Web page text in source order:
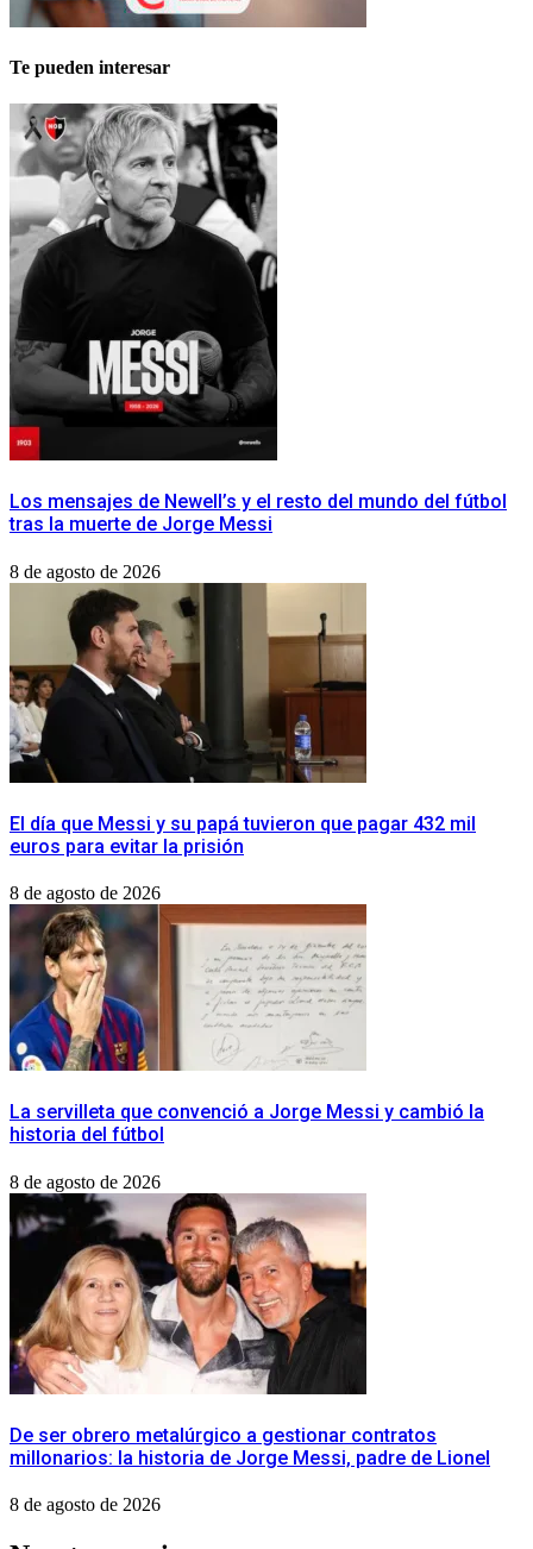
Te pueden interesar
Los mensajes de Newell’s y el resto del mundo del fútbol
tras la muerte de Jorge Messi
8 de agosto de 2026
El día que Messi y su papá tuvieron que pagar 432 mil
euros para evitar la prisión
8 de agosto de 2026
La servilleta que convenció a Jorge Messi y cambió la
historia del fútbol
8 de agosto de 2026
De ser obrero metalúrgico a gestionar contratos
millonarios: la historia de Jorge Messi, padre de Lionel
8 de agosto de 2026